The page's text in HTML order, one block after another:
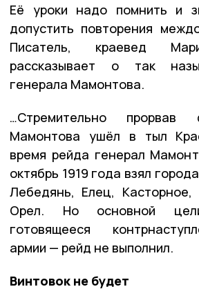
Её уроки надо помнить и
допустить повторения
Писатель, краевед
рассказывает о так
генерала Мамонтова.
…Стремительно прорвав
Мамонтова ушёл в тыл
время рейда генерал
октябрь 1919 года взял
Лебедянь, Елец, Касторное,
Орел. Но основной
готовящееся
армии — рейд не выполнил.
Винтовок не будет